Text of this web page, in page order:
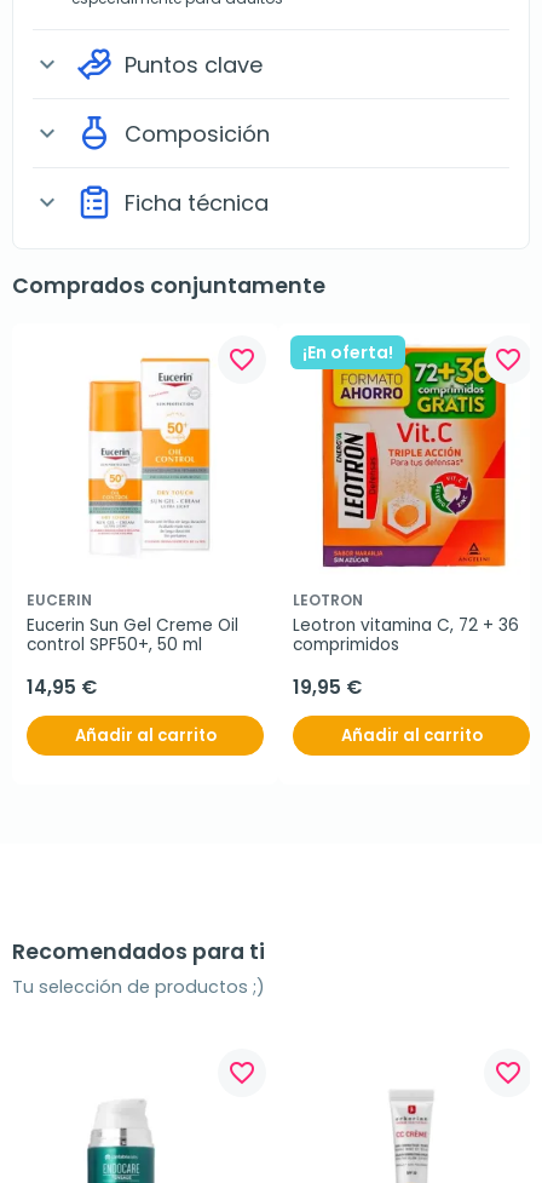
expand_more Puntos clave
expand_more Composición
expand_more Ficha técnica
Comprados conjuntamente
favorite_border
EUCERIN
Eucerin Sun Gel Creme Oil
control SPF50+, 50 ml
14,95 €
Añadir al carrito
¡En oferta! favorite_border
LEOTRON
Leotron vitamina C, 72 + 36
comprimidos
19,95 €
Añadir al carrito
Recomendados para ti
Tu selección de productos ;)
favorite_border favorite_border